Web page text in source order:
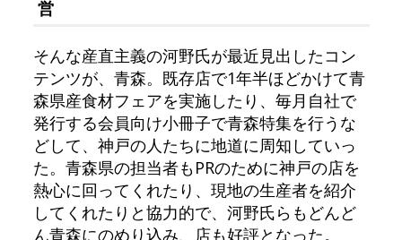
営
そんな産直主義の河野氏が最近見出したコン
テンツが、青森。既存店で1年半ほどかけて青
森県産食材フェアを実施したり、毎月自社で
発行する会員向け小冊子で青森特集を行うな
どして、神戸の人たちに地道に周知していっ
た。青森県の担当者もPRのために神戸の店を
熱心に回ってくれたり、現地の生産者を紹介
してくれたりと協力的で、河野氏らもどんど
ん青森にのめり込み、店も好評となった。